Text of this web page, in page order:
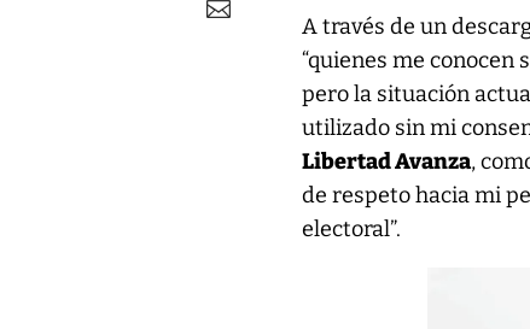
A través de un
“quienes me conocen
pero la situación
utilizado sin mi
Libertad Avanza,
de respeto hacia mi
electoral”.